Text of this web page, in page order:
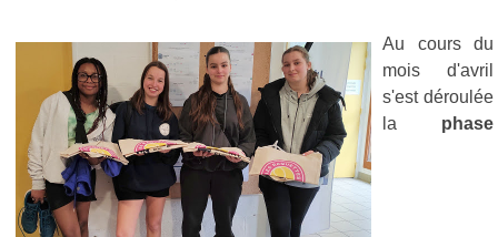
Au cours du
mois d'avril
s'est déroulée
la phase